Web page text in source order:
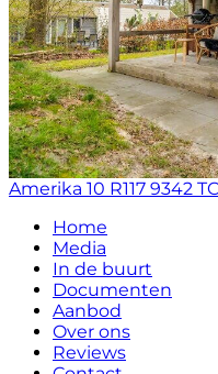
Amerika 10 R117 9342
Home
Media
In de buurt
Documenten
Aanbod
Over ons
Reviews